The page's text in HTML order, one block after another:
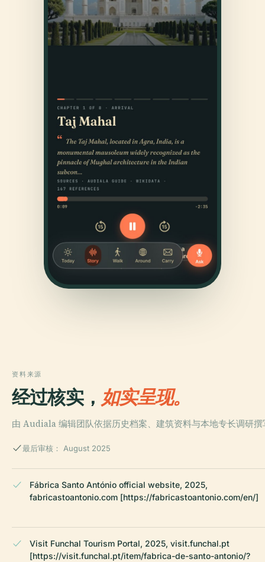
资料来源
经过核实， 如实呈现。
由 Audiala 编辑团队依据历史档案、建筑资料与本地专长调研撰
最后审核： August 2025
Fábrica Santo António official website, 2025,
fabricastoantonio.com [https://fabricastoantonio.com/en/]
Visit Funchal Tourism Portal, 2025, visit.funchal.pt
[https://visit.funchal.pt/item/fabrica-de-santo-antonio/?